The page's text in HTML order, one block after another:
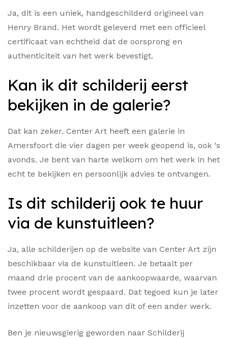
Ja, dit is een uniek, handgeschilderd origineel van
Henry Brand. Het wordt geleverd met een officieel
certificaat van echtheid dat de oorsprong en
authenticiteit van het werk bevestigt.
Kan ik dit schilderij eerst
bekijken in de galerie?
Dat kan zeker. Center Art heeft een galerie in
Amersfoort die vier dagen per week geopend is, ook ‘s
avonds. Je bent van harte welkom om het werk in het
echt te bekijken en persoonlijk advies te ontvangen.
Is dit schilderij ook te huur
via de kunstuitleen?
Ja, alle schilderijen op de website van Center Art zijn
beschikbaar via de kunstuitleen. Je betaalt per
maand drie procent van de aankoopwaarde, waarvan
twee procent wordt gespaard. Dat tegoed kun je later
inzetten voor de aankoop van dit of een ander werk.
Ben je nieuwsgierig geworden naar Schilderij